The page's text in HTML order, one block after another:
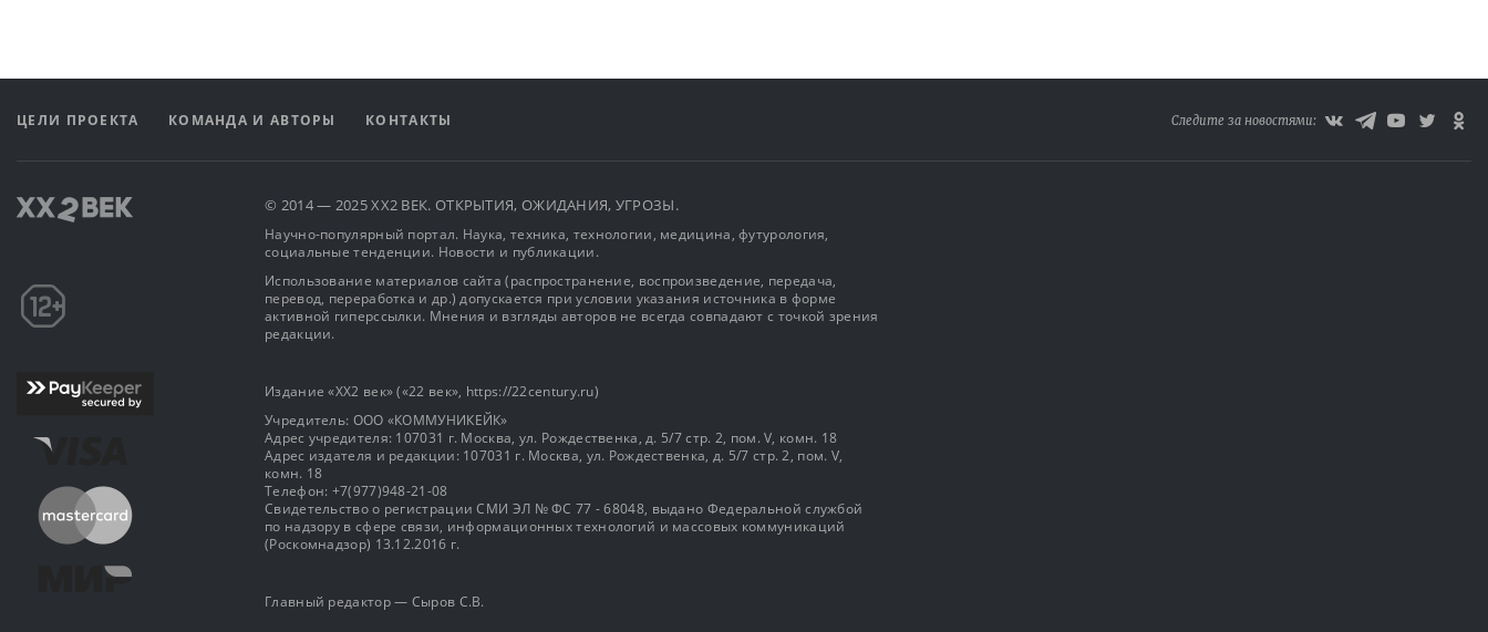
ЦЕЛИ ПРОЕКТА КОМАНДА И АВТОРЫ КОНТАКТЫ Следите за новостями:
© 2014 — 2025 XX2 ВЕК. ОТКРЫТИЯ, ОЖИДАНИЯ, УГРОЗЫ.
Научно-популярный портал. Наука, техника, технологии, медицина, футурология,
социальные тенденции. Новости и публикации.
Использование материалов сайта (распространение, воспроизведение, передача,
перевод, переработка и др.) допускается при условии указания источника в форме
активной гиперссылки. Мнения и взгляды авторов не всегда совпадают с точкой зрения
редакции.
Издание «XX2 век» («22 век», https://22century.ru)
Учредитель: OOO «КОММУНИКЕЙК»
Адрес учредителя: 107031 г. Москва, ул. Рождественка, д. 5/7 стр. 2, пом. V, комн. 18
Адрес издателя и редакции: 107031 г. Москва, ул. Рождественка, д. 5/7 стр. 2, пом. V,
комн. 18
Телефон: +7(977)948-21-08
Свидетельство о регистрации СМИ ЭЛ № ФС 77 - 68048, выдано Федеральной службой
по надзору в сфере связи, информационных технологий и массовых коммуникаций
(Роскомнадзор) 13.12.2016 г.
Главный редактор — Сыров С.В.